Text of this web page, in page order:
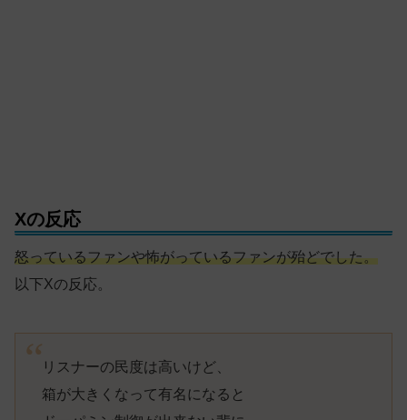
Xの反応
怒っているファンや怖がっているファンが殆どでした。
以下Xの反応。
リスナーの民度は高いけど、
箱が大きくなって有名になると